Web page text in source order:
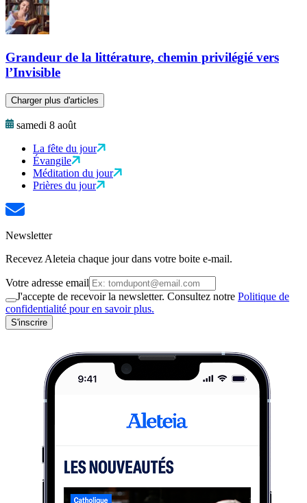
Grandeur de la littérature, chemin privilégié vers
l’Invisible
Charger plus d'articles
samedi 8 août
La fête du jour
Évangile
Méditation du jour
Prières du jour
Newsletter
Recevez Aleteia chaque jour dans votre boite e-mail.
Votre adresse email
J'accepte de recevoir la newsletter. Consultez notre Politique de
confidentialité pour en savoir plus.
S'inscrire